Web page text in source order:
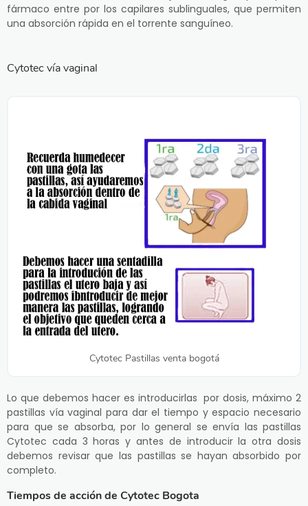
fármaco entre por los capilares sublinguales, que permiten
una absorción rápida en el torrente sanguíneo.
Cytotec vía vaginal
Cytotec Pastillas venta bogotá
Lo que debemos hacer es introducirlas por dosis, máximo 2
pastillas vía vaginal para dar el tiempo y espacio necesario
para que se absorba, por lo general se envía las pastillas
Cytotec cada 3 horas y antes de introducir la otra dosis
debemos revisar que las pastillas se hayan absorbido por
completo.
Tiempos de acción de Cytotec Bogota